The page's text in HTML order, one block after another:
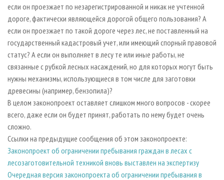
если он проезжает по незарегистрированной и никак не учтенной
дороге, фактически являющейся дорогой общего пользования? А
если он проезжает по такой дороге через лес, не поставленный на
государственный кадастровый учет, или имеющий спорный правовой
статус? А если он выполняет в лесу те или иные работы, не
связанные с рубкой лесных насаждений, но для которых могут быть
нужны механизмы, использующиеся в том числе для заготовки
древесины (например, бензопила)?
В целом законопроект оставляет слишком много вопросов - скорее
всего, даже если он будет принят, работать по нему будет очень
сложно.
Ссылки на предыдущие сообщения об этом законопроекте:
Законопроект об ограничении пребывания граждан в лесах с
лесозаготовительной техникой вновь выставлен на экспертизу
Очередная версия законопроекта об ограничении пребывания в